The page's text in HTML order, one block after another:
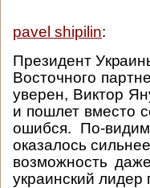
pavel shipilin:
Президент
Восточного
уверен, Виктор
и пошлет вместо
ошибся. По-
оказалось
возможность
украинский лидер